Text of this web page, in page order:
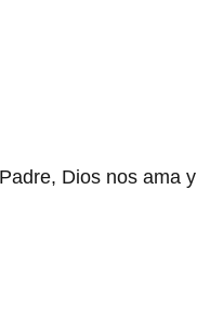
Dios nos ama y